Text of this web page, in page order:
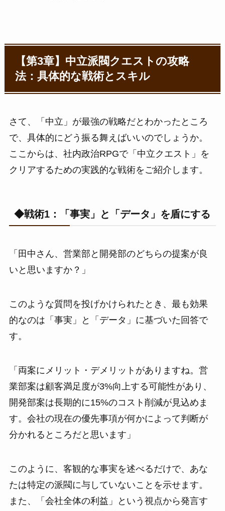
【第3章】中立派閥クエストの攻略
法：具体的な戦術とスキル
さて、「中立」が最強の戦略だとわかったところ
で、具体的にどう振る舞えばいいのでしょうか。
ここからは、社内政治RPGで「中立クエスト」を
クリアするための実践的な戦術をご紹介します。
◆戦術1：「事実」と「データ」を盾にする
「田中さん、営業部と開発部のどちらの提案が良
いと思いますか？」
このような質問を投げかけられたとき、最も効果
的なのは「事実」と「データ」に基づいた回答で
す。
「両案にメリット・デメリットがありますね。営
業部案は顧客満足度が3%向上する可能性があり、
開発部案は長期的に15%のコスト削減が見込めま
す。会社の現在の優先事項が何かによって判断が
分かれるところだと思います」
このように、客観的な事実を述べるだけで、あな
たは特定の派閥に与していないことを示せます。
また、「会社全体の利益」という視点から発言す